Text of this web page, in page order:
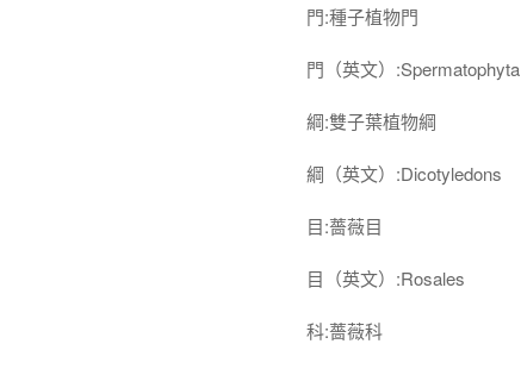
門:種子植物門
門（英文）:Spermatophyta
綱:雙子葉植物綱
綱（英文）:Dicotyledons
目:薔薇目
目（英文）:Rosales
科:薔薇科